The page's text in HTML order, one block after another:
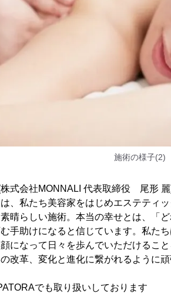
施術の様子(2)
式会社MONNALI 代表取締役 尾形
は、私たち美容家をはじめエステティ
晴らしい施術。本当の幸せとは、「
手助けになると信じています。私た
になって日々を歩んでいただけるこ
改革、変化と進化に繋がれるように
でも取り扱いしております